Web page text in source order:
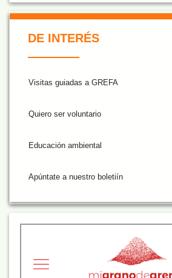
DE INTERÉS
Visitas guiadas a GREFA
Quiero ser voluntario
Educación ambiental
Apúntate a nuestro boletiín